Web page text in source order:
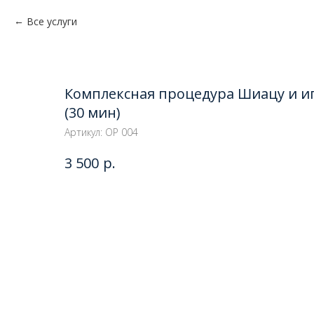
Все услуги
Комплексная процедура Шиацу и
(30 мин)
Артикул: ОР 004
3 500 р.